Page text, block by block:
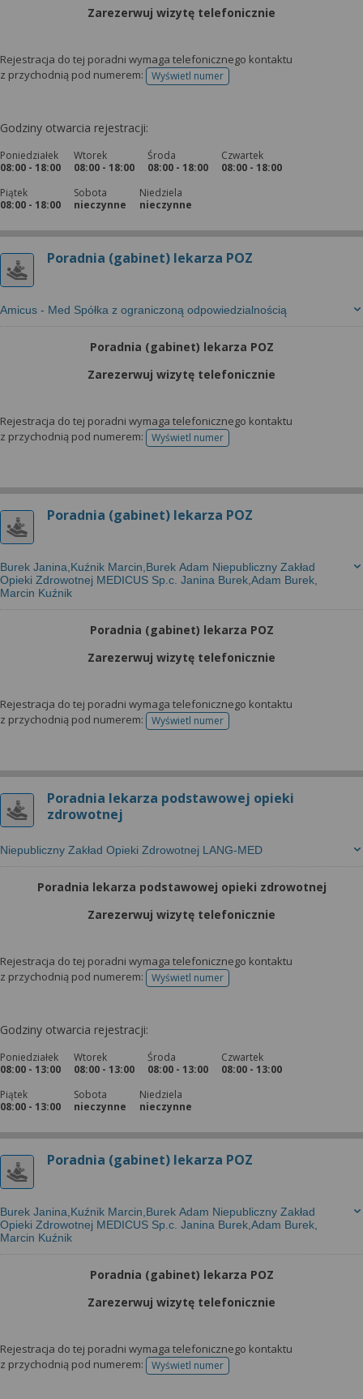
Zarezerwuj wizytę telefonicznie
Rejestracja do tej poradni wymaga telefonicznego kontaktu
z przychodnią pod numerem:
Wyświetl numertelefonu do rejestracji
Godziny otwarcia rejestracji:
Poniedziałek
08:00 - 18:00
Wtorek
08:00 - 18:00
Środa
08:00 - 18:00
Czwartek
08:00 - 18:00
Piątek
08:00 - 18:00
Sobota
nieczynne
Niedziela
nieczynne
Poradnia (gabinet) lekarza POZ
Amicus - Med Spółka z ograniczoną odpowiedzialnością
Poradnia (gabinet) lekarza POZ
Zarezerwuj wizytę telefonicznie
Rejestracja do tej poradni wymaga telefonicznego kontaktu
z przychodnią pod numerem:
Wyświetl numertelefonu do rejestracji
Poradnia (gabinet) lekarza POZ
Burek Janina,Kuźnik Marcin,Burek Adam Niepubliczny Zakład
Opieki Zdrowotnej MEDICUS Sp.c. Janina Burek,Adam Burek,
Marcin Kuźnik
Poradnia (gabinet) lekarza POZ
Zarezerwuj wizytę telefonicznie
Rejestracja do tej poradni wymaga telefonicznego kontaktu
z przychodnią pod numerem:
Wyświetl numertelefonu do rejestracji
Poradnia lekarza podstawowej opieki
zdrowotnej
Niepubliczny Zakład Opieki Zdrowotnej LANG-MED
Poradnia lekarza podstawowej opieki zdrowotnej
Zarezerwuj wizytę telefonicznie
Rejestracja do tej poradni wymaga telefonicznego kontaktu
z przychodnią pod numerem:
Wyświetl numertelefonu do rejestracji
Godziny otwarcia rejestracji:
Poniedziałek
08:00 - 13:00
Wtorek
08:00 - 13:00
Środa
08:00 - 13:00
Czwartek
08:00 - 13:00
Piątek
08:00 - 13:00
Sobota
nieczynne
Niedziela
nieczynne
Poradnia (gabinet) lekarza POZ
Burek Janina,Kuźnik Marcin,Burek Adam Niepubliczny Zakład
Opieki Zdrowotnej MEDICUS Sp.c. Janina Burek,Adam Burek,
Marcin Kuźnik
Poradnia (gabinet) lekarza POZ
Zarezerwuj wizytę telefonicznie
Rejestracja do tej poradni wymaga telefonicznego kontaktu
z przychodnią pod numerem:
Wyświetl numertelefonu do rejestracji
możesz też wycofać zgodę na przetwarzanie Twoich
dowiedzieć się więcej lub chcesz przeprowadzić
konfigurację szczegółową, to możesz tego dokonać
Więcej informacji na temat wykorzystywania
znajdziesz w Regulaminie Serwisu.